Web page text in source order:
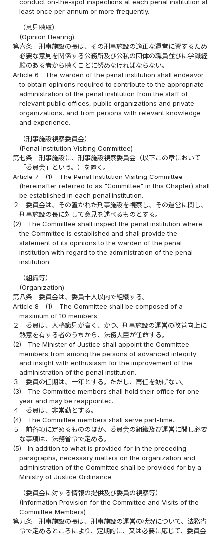
conduct on-the-spot inspections at each penal institution at
least once per annum or more frequently.
（意見聴取）
(Opinion Hearing)
第六条
刑事施設の長は、その刑事施設の適正な運営に資するため
必要な意見を関係する公務所及び公私の団体の職員並びに学識経
験のある者から聴くことに努めなければならない。
Article 6
The warden of the penal institution shall endeavor
to obtain opinions required to contribute to the appropriate
administration of the penal institution from the staff of
relevant public offices, public organizations and private
organizations, and from persons with relevant knowledge
and experience.
（刑事施設視察委員会）
(Penal Institution Visiting Committee)
第七条
刑事施設に、刑事施設視察委員会（以下この章において
「委員会」という。）を置く。
Article 7
(1)
The Penal Institution Visiting Committee
(hereinafter referred to as "Committee" in this Chapter) shall
be established in each penal institution.
２
委員会は、その置かれた刑事施設を視察し、その運営に関し、
刑事施設の長に対して意見を述べるものとする。
(2)
The Committee shall inspect the penal institution where
the Committee is established and shall provide the
statement of its opinions to the warden of the penal
institution with regard to the administration of the penal
institution.
（組織等）
(Organization)
第八条
委員会は、委員十人以内で組織する。
Article 8
(1)
The Committee shall be composed of a
maximum of 10 members.
２
委員は、人格識見が高く、かつ、刑事施設の運営の改善向上に
熱意を有する者のうちから、法務大臣が任命する。
(2)
The Minister of Justice shall appoint the Committee
members from among the persons of advanced integrity
and insight with enthusiasm for the improvement of the
administration of the penal institution.
３
委員の任期は、一年とする。ただし、再任を妨げない。
(3)
The Committee members shall hold their office for one
year and may be reappointed.
４
委員は、非常勤とする。
(4)
The Committee members shall serve part-time.
５
前各項に定めるもののほか、委員会の組織及び運営に関し必要
な事項は、法務省令で定める。
(5)
In addition to what is provided for in the preceding
paragraphs, necessary matters on the organization and
administration of the Committee shall be provided for by a
Ministry of Justice Ordinance.
（委員会に対する情報の提供及び委員の視察等）
(Information Provision for the Committee and Visits of the
Committee Members)
第九条
刑事施設の長は、刑事施設の運営の状況について、法務省
令で定めるところにより、定期的に、又は必要に応じて、委員会